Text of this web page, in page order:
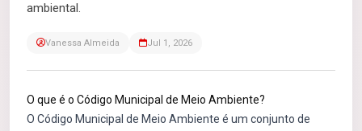
ambiental.
Vanessa Almeida Jul 1, 2026
O que é o Código Municipal de Meio Ambiente?
O Código Municipal de Meio Ambiente é um conjunto de